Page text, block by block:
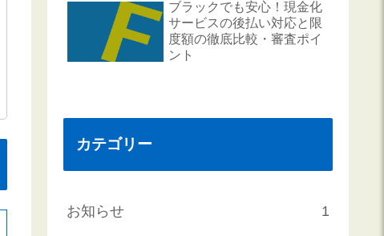
ブラックでも安心！現金化
サービスの後払い対応と限
度額の徹底比較・審査ポイ
ント
カテゴリー
お知らせ 1